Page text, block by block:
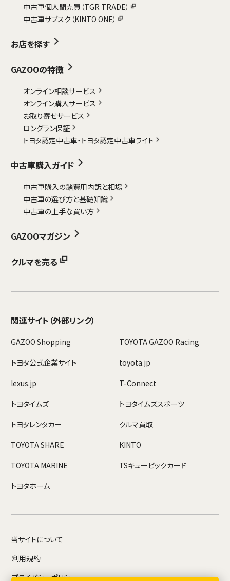
中古車個人間売買（TGR TRADE）
中古車サブスク（KINTO ONE）
お店を探す
GAZOOの特徴
オンライン相談サービス
オンライン購入サービス
お取り寄せサービス
ロングラン保証
トヨタ認定中古車・ トヨタ認定中古車ライト
中古車購入ガイド
中古車購入の諸費用内訳と相場
中古車の選び方と基礎知識
中古車の上手な買い方
GAZOOマガジン
クルマを売る
関連サイト （外部リンク）
GAZOO Shopping
TOYOTA GAZOO Racing
トヨタ公式企業サイト
toyota.jp
lexus.jp
T-Connect
トヨタイムズ
トヨタイムズスポーツ
トヨタレンタカー
クルマ買取
TOYOTA SHARE
KINTO
TOYOTA MARINE
TSキュービックカード
トヨタホーム
当サイトについて
利用規約
プライバシーポリシー